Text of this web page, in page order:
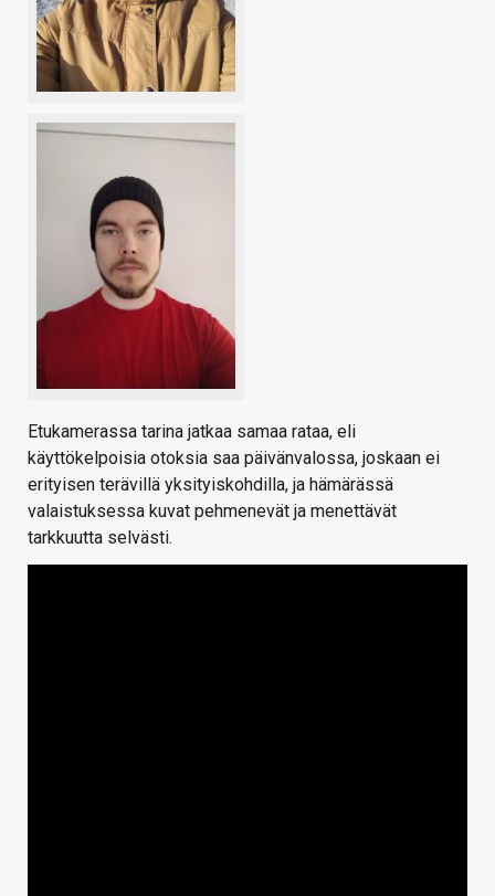
Etukamerassa tarina jatkaa samaa rataa, eli
käyttökelpoisia otoksia saa päivänvalossa, joskaan ei
erityisen terävillä yksityiskohdilla, ja hämärässä
valaistuksessa kuvat pehmenevät ja menettävät
tarkkuutta selvästi.